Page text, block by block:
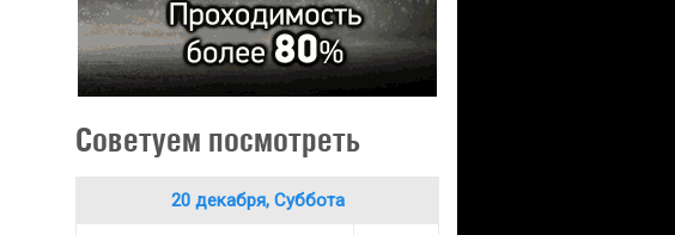
Советуем посмотреть
20 декабря, Суббота